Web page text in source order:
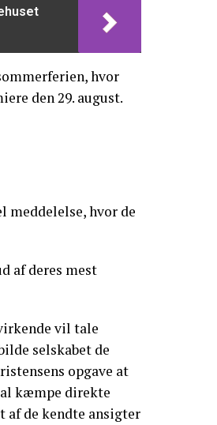
hvor
den 29. august.
meddelelse, hvor de
af deres mest
vil tale
selskabet de
opgave at
kæmpe direkte
af de kendte ansigter